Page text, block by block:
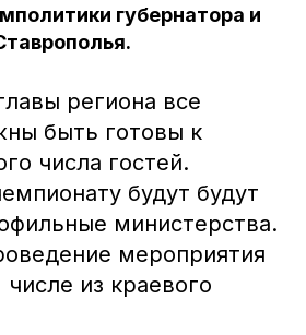
губернатора и
региона все
быть готовы к
числа гостей.
будут будут
министерства.
мероприятия
из краевого